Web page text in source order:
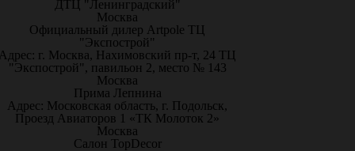
ДТЦ "Ленинградский"
Москва
Официальный дилер Artpole ТЦ
"Экспострой"
г. Москва, Нахимовский пр-т, 24 ТЦ
"Экспострой", павильон 2, место № 143
Москва
Прима Лепнина
Адрес: Московская область, г. Подольск,
Проезд Авиаторов 1 «ТК Молоток 2»
Москва
Салон TopDecor